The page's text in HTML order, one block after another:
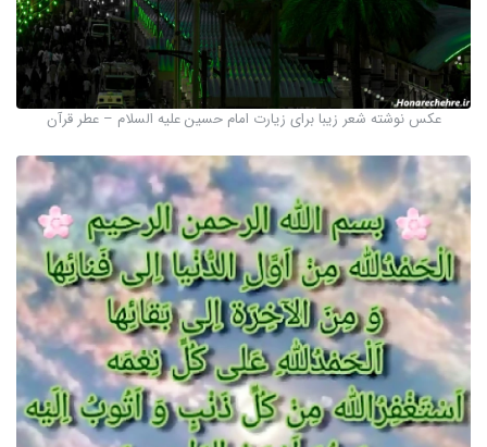
عکس نوشته شعر زیبا برای زیارت امام حسین علیه السلام – عطر قرآن